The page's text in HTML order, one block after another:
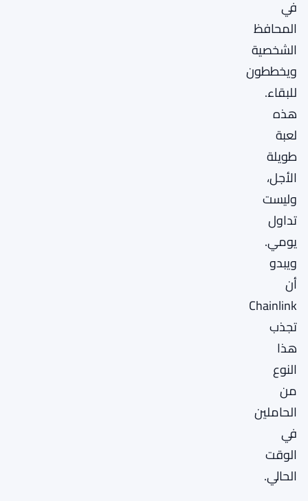
في
المحافظ
الشخصية
ويخططون
للبقاء.
هذه
لعبة
طويلة
الأجل،
وليست
تداول
يومي.
ويبدو
أن
Chainlink
تجذب
هذا
النوع
من
الحاملين
في
الوقت
الحالي.